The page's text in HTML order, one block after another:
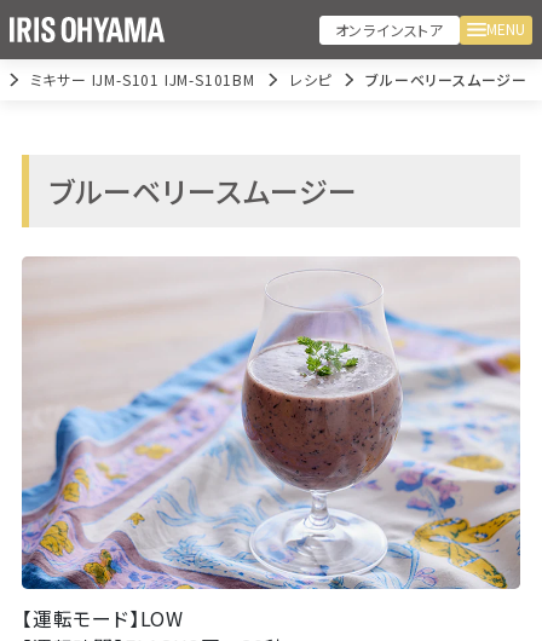
オンラインストア MENU
ミキサー IJM-S101 IJM-S101BM レシピ ブルーベリースムージー
ブルーベリースムージー
【運転モード】LOW